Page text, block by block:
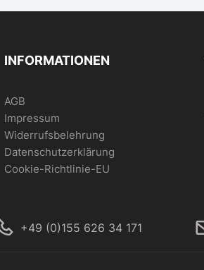
INFORMATIONEN
AGB
Impressum
Widerrufsbelehrung
Datenschutzerklärung
Cookie-Richtlinie-EU
+49 (0)155 626 34 171